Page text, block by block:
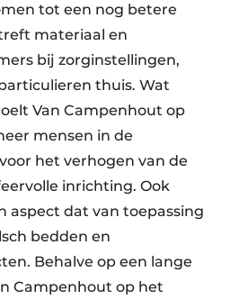
tot een nog betere
materiaal en
bij zorginstellingen,
thuis. Wat
Van Campenhout op
mensen in de
het verhogen van de
inrichting. Ook
aspect dat van toepassing
bedden en
Behalve op een lange
Campenhout op het